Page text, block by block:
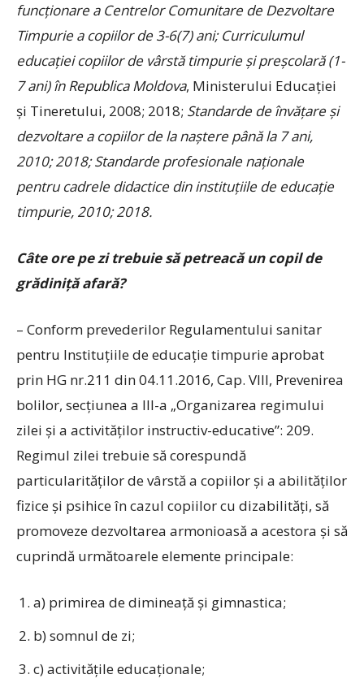
funcționare a Centrelor Comunitare de Dezvoltare
Timpurie a copiilor de 3-6(7) ani; Curriculumul
educaţiei copiilor de vârstă timpurie şi preşcolară (1-
7 ani) în Republica Moldova, Ministerului Educaţiei
şi Tineretului, 2008; 2018; Standarde de învăţare şi
dezvoltare a copiilor de la naştere până la 7 ani,
2010; 2018; Standarde profesionale naţionale
pentru cadrele didactice din instituţiile de educaţie
timpurie, 2010; 2018.
Câte ore pe zi trebuie să petreacă un copil de
grădiniţă afară?
– Conform prevederilor Regulamentului sanitar
pentru Instituţiile de educaţie timpurie aprobat
prin HG nr.211 din 04.11.2016, Cap. VIII, Prevenirea
bolilor, secţiunea a III-a „Organizarea regimului
zilei şi a activităţilor instructiv-educative”: 209.
Regimul zilei trebuie să corespundă
particularităţilor de vârstă a copiilor şi a abilităţilor
fizice şi psihice în cazul copiilor cu dizabilităţi, să
promoveze dezvoltarea armonioasă a acestora şi să
cuprindă următoarele elemente principale:
a) primirea de dimineaţă şi gimnastica;
b) somnul de zi;
c) activităţile educaţionale;